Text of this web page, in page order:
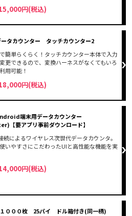
円(税込)
ータカウンター タッチカウンター2
簡単らくらく！タッチカウンター本体で入力
更できるので、変換ハーネスがなくてもいろ
用可能！
円(税込)
端末用データカウンター
【要アプリ事前ダウンロード】
によるワイヤレス次世代データカウンタ。
いやすさにこだわったUIと高性能な機能を実
円(税込)
０００枚 25パイ ドル箱付き(同一柄)